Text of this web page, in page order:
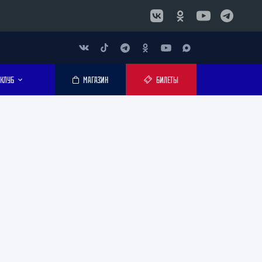
КЛУБ МАГАЗИН БИЛЕТЫ